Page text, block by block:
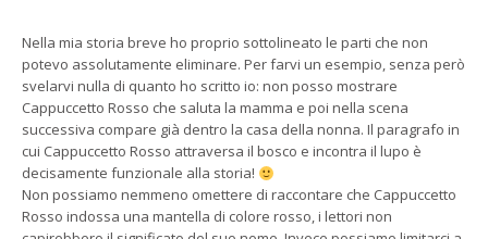
Nella mia storia breve ho proprio sottolineato le parti che non
potevo assolutamente eliminare. Per farvi un esempio, senza però
svelarvi nulla di quanto ho scritto io: non posso mostrare
Cappuccetto Rosso che saluta la mamma e poi nella scena
successiva compare già dentro la casa della nonna. Il paragrafo in
cui Cappuccetto Rosso attraversa il bosco e incontra il lupo è
decisamente funzionale alla storia!
Non possiamo nemmeno omettere di raccontare che Cappuccetto
Rosso indossa una mantella di colore rosso, i lettori non